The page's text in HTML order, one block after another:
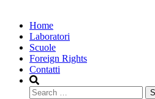
Home
Laboratori
Scuole
Foreign Rights
Contatti
Search